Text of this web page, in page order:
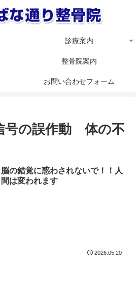
診療案内
整骨院案内
お問い合わせフォーム
号の誤作動 体の不
脳の錯覚に惑わされないで！！人
間は変われます
2026.05.20